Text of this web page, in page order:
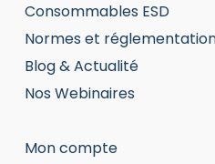
Consommables ESD
Normes et réglementation
Blog & Actualité
Nos Webinaires
Mon compte